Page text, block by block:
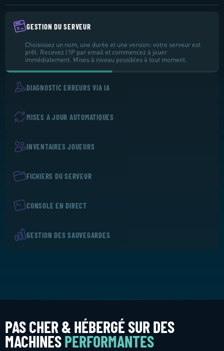
GESTION DU SERVEUR
Choisissez un nom, une durée et une version: votre serveur est
prêt. Recevez l'IP par email et commencez à jouer
immédiatement. Mises à niveau possibles à tout moment.
DIAGNOSTIC ERREURS VIA IA
MISES A JOUR AUTOMATIQUES
INVENTAIRES JOUEURS
FICHIERS DU SERVEUR
CONSOLE EN DIRECT
GESTION DES SAUVEGARDES
PAS CHER & HÉBERGÉ SUR DES
MACHINESPERFORMANTES